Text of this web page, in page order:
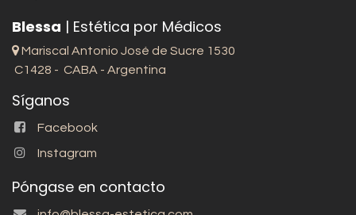
Blessa | Estética por Médicos
Mariscal Antonio José de Sucre 1530
C1428 - CABA - Argentina
Síganos
Facebook
Instagram
Póngase en contacto